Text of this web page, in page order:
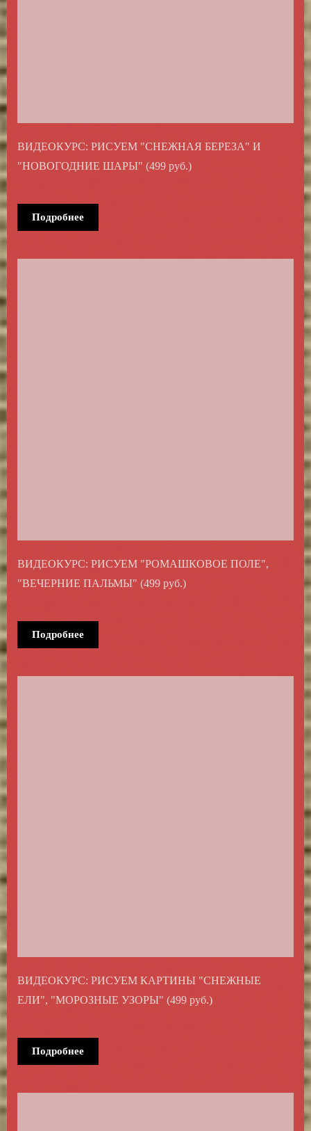
ВИДЕОКУРС: РИСУЕМ "СНЕЖНАЯ БЕРЕЗА" И
"НОВОГОДНИЕ ШАРЫ" (499 руб.)
Подробнее
ВИДЕОКУРС: РИСУЕМ "РОМАШКОВОЕ ПОЛЕ",
"ВЕЧЕРНИЕ ПАЛЬМЫ" (499 руб.)
Подробнее
ВИДЕОКУРС: РИСУЕМ КАРТИНЫ "СНЕЖНЫЕ
ЕЛИ", "МОРОЗНЫЕ УЗОРЫ" (499 руб.)
Подробнее